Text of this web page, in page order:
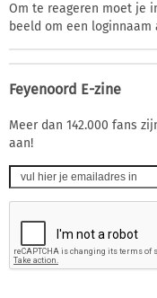
Om te reageren moet je
beeld om een
Feyenoord E-zine
Meer dan 142.000 fans
aan!